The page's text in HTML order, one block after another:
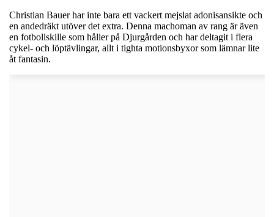
Christian Bauer har inte bara ett vackert mejslat adonisansikte och
en andedräkt utöver det extra. Denna machoman av rang är även
en fotbollskille som håller på Djurgården och har deltagit i flera
cykel- och löptävlingar, allt i tighta motionsbyxor som lämnar lite
åt fantasin.